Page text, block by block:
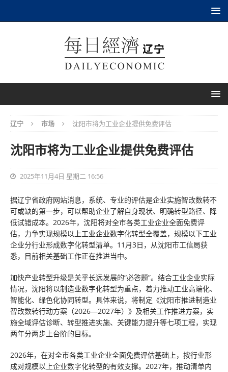
辽宁 市场 沈阳市将为工业企业提供免费评估
沈阳市将为工业企业提供免费评估
2025年11月4日 星期二 16:56
据辽宁省政府网站消息，系统、专业的评估是企业实施智改数转不
可或缺的第一步，可以帮助企业了解自身现状、明确转型路径、降
低试错成本。2026年，沈阳将对全市各类工业企业全面免费评
估，力争实现规模以上工业企业数字化转型全覆盖，规模以下工业
企业分行业形成数字化转型清单。11月3日，从沈阳市工信局获
悉，目前相关基础工作正在推进当中。
加快产业转型升级是关乎长远发展的“必答题”。结合工业企业实际
情况，沈阳将以制造业数字化转型为重点，着力推动工业高端化、
智能化、绿色化协同转型。具体来说，将制定《沈阳市推进制造业
智改数转行动方案（2026—2027年）》及相关工作推进方案，实
施全域评估诊断、转型推进实施、关键能力提升等七项工程，实现
两年分两步上台阶的目标。
2026年，在对全市各类工业企业全面免费评估基础上，按行业形
成对规模以上企业数字化转型的有效支撑。2027年，推动清单内